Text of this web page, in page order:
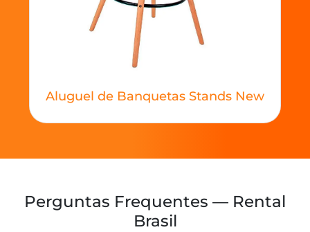
Aluguel de Banquetas Stands New
Perguntas Frequentes — Rental
Brasil